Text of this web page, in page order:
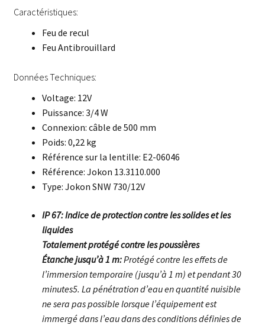
Caractéristiques:
Feu de recul
Feu Antibrouillard
Données Techniques:
Voltage: 12V
Puissance: 3/4 W
Connexion: câble de 500 mm
Poids: 0,22 kg
Référence sur la lentille: E2-06046
Référence: Jokon 13.3110.000
Type: Jokon SNW 730/12V
IP 67: Indice de protection contre les solides et les
liquides
Totalement protégé contre les poussières
Étanche jusqu’à 1 m:Protégé contre les effets de
l’immersion temporaire (jusqu’à 1 m) et pendant 30
minutes5. La pénétration d’eau en quantité nuisible
ne sera pas possible lorsque l’équipement est
immergé dans l’eau dans des conditions définies de